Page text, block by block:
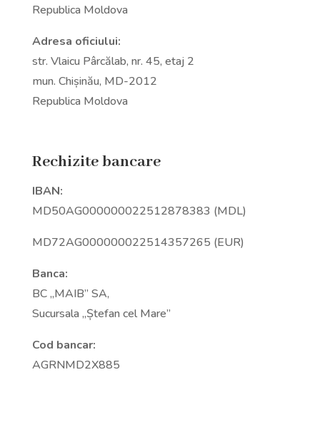
Republica Moldova
Adresa oficiului:
str. Vlaicu Pârcălab, nr. 45, etaj 2
mun. Chișinău, MD-2012
Republica Moldova
Rechizite bancare
IBAN:
MD50AG000000022512878383 (MDL)
MD72AG000000022514357265 (EUR)
Banca:
BC „MAIB” SA,
Sucursala „Ștefan cel Mare”
Cod bancar:
AGRNMD2X885